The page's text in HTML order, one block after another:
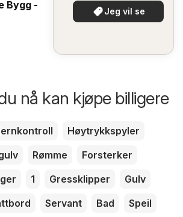
Bygg -
Jeg vil se
nå kan kjøpe billigere
Høytrykkspyler
Rømme
Forsterker
1 Gressklipper
Gulv
Servant Bad Speil